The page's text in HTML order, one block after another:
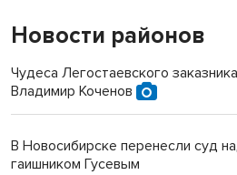
Новости районов
Чудеса Легостаевского
Владимир Коченов
В Новосибирске перенесли суд
гаишником Гусевым